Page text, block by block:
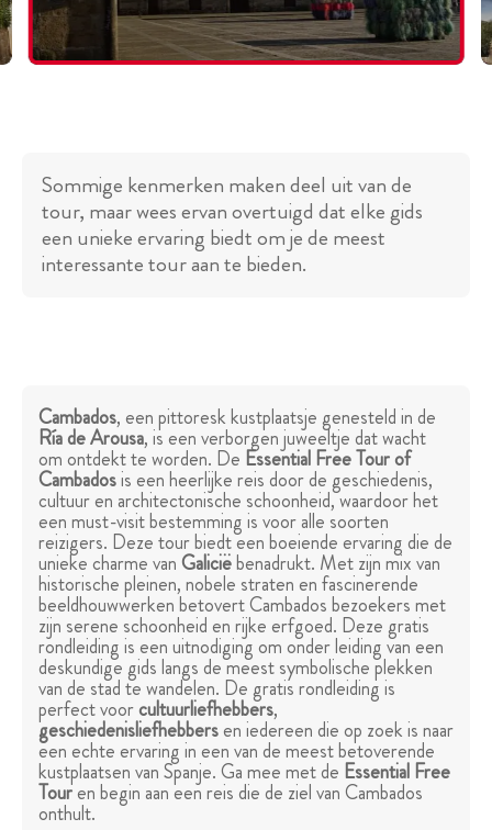
Sommige kenmerken maken deel uit van de
tour, maar wees ervan overtuigd dat elke gids
een unieke ervaring biedt om je de meest
interessante tour aan te bieden.
Cambados, een pittoresk kustplaatsje genesteld in de
Ría de Arousa, is een verborgen juweeltje dat wacht
om ontdekt te worden. De Essential Free Tour of
Cambadosis een heerlijke reis door de geschiedenis,
cultuur en architectonische schoonheid, waardoor het
een must-visit bestemming is voor alle soorten
reizigers. Deze tour biedt een boeiende ervaring die de
unieke charme vanGaliciëbenadrukt. Met zijn mix van
historische pleinen, nobele straten en fascinerende
beeldhouwwerken betovert Cambados bezoekers met
zijn serene schoonheid en rijke erfgoed. Deze gratis
rondleiding is een uitnodiging om onder leiding van een
deskundige gids langs de meest symbolische plekken
van de stad te wandelen. De gratis rondleiding is
perfect voorcultuurliefhebbers,
geschiedenisliefhebbersen iedereen die op zoek is naar
een echte ervaring in een van de meest betoverende
kustplaatsen van Spanje. Ga mee met de Essential Free
Touren begin aan een reis die de ziel van Cambados
onthult.